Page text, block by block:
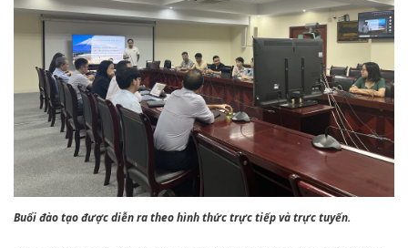
Buổi đào tạo được diễn ra theo hình thức trực tiếp và trực tuyến.